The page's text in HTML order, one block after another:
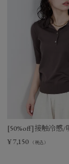
[50%off]接触冷感/
¥ 7,150 （税込）